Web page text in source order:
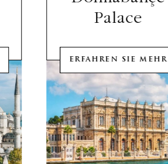
ERFAHREN SIE MEHR
Palace